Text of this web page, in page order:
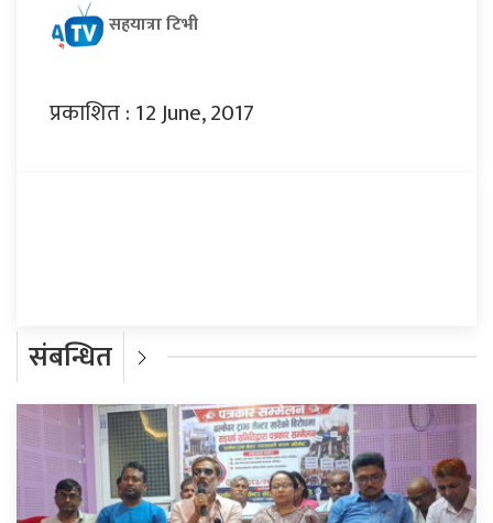
सहयात्रा टिभी
प्रकाशित : 12 June, 2017
संबन्धित